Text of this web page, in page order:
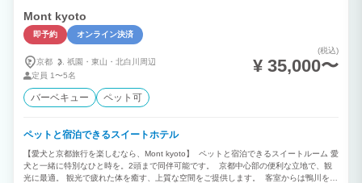
Mont kyoto
即予約 オンライン決済
京都 祇園・ 東山・ 北白川周辺
定員 1〜5名
(税込)
¥ 35,000〜
バーベキュー ペット可
ペットと宿泊できるスイートホテル
【愛犬と京都旅行を楽しむなら、Mont kyoto】 ペットと宿泊できるスイートルーム 愛
犬と一緒に特別なひと時を。2頭まで同伴可能です。 京都中心部の便利な立地で、観
光に最適。 観光で疲れた体を癒す、上質な空間をご提供します。 客室からは鴨川を一